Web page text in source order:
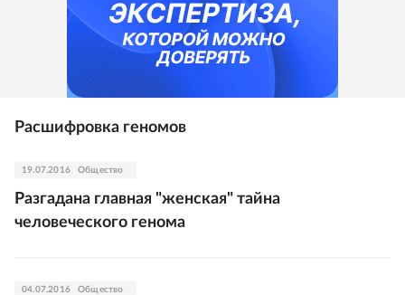
Расшифровка геномов
19.07.2016 Общество
Разгадана главная "женская" тайна
человеческого генома
04.07.2016 Общество